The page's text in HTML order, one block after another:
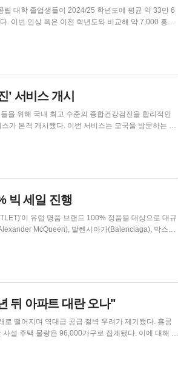
콩
’ 서비스 개시
스는 모국을 방문하는 재
검진을 받을 수 있도록 기획되었다. 검진 기관 역시 엄
빅 세일 진행
이 유럽 명품 브랜드 100% 정품을 대상으로 대규
펜디(Fendi), 생로랑(Saint Laur...
뒤 아파트 대란 오나"
어지며 역대급 공급 절벽 우려가 제기됐다. 홍콩
물량은 96,000가구로 집계됐다. 이에 대해 부
화가 신규 주택 시장의 재고 피크에서 수급 균형으로